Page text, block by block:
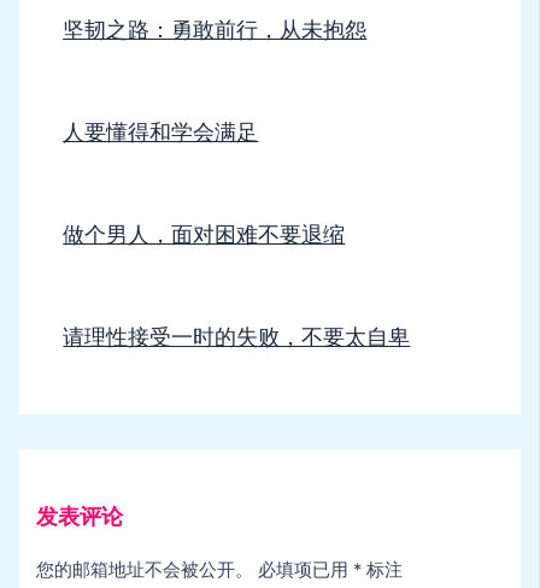
坚韧之路：勇敢前行，从未抱怨
人要懂得和学会满足
做个男人，面对困难不要退缩
请理性接受一时的失败，不要太自卑
发表评论
您的邮箱地址不会被公开。 必填项已用 * 标注